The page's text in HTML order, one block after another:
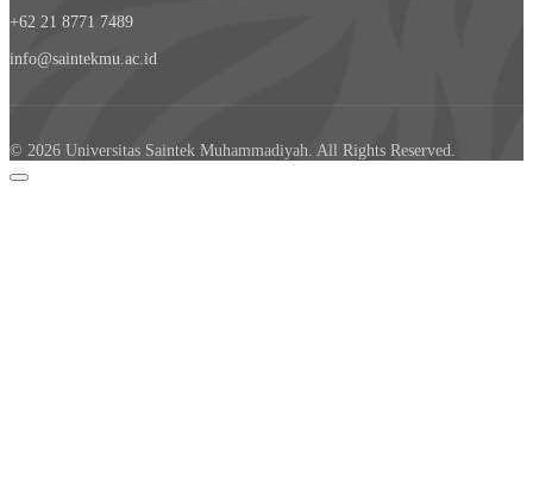
+62 21 8771 7489
info@saintekmu.ac.id
© 2026 Universitas Saintek Muhammadiyah. All Rights Reserved.